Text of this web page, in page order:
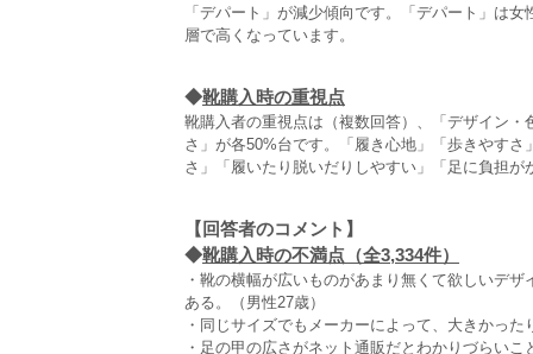
「デパート」が減少傾向です。「デパート」は
層で高くなっています。
◆靴購入時の重視点
靴購入者の重視点は（複数回答）、「デザイン
さ」が各50%台です。「履き心地」「歩きやす
さ」「履いたり脱いだりしやすい」「足に負担
【回答者のコメント】
◆靴購入時の不満点（全3,334件）
・靴の横幅が広いものがあまり無くて欲しいデ
ある。（男性27歳）
・同じサイズでもメーカーによって、大きかっ
・足の甲の広さがネット通販だとわかりづらいこ